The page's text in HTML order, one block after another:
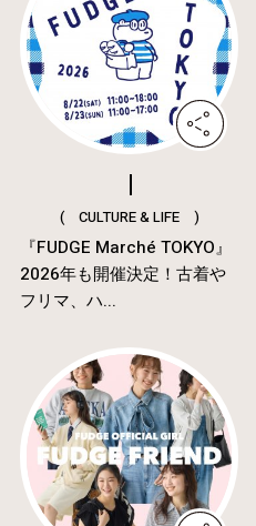
( CULTURE & LIFE )
『FUDGE Marché TOKYO』
2026年も開催決定！古着や
フリマ、ハ...